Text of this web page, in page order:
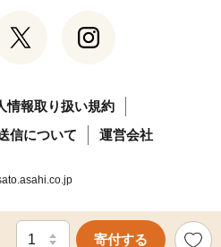
寄付する
情報取り扱い規約
信について
運営会社